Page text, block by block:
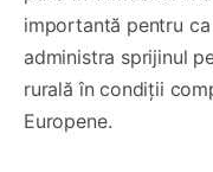
importantă pentru
administra sprijinul
rurală în condiții
Europene.